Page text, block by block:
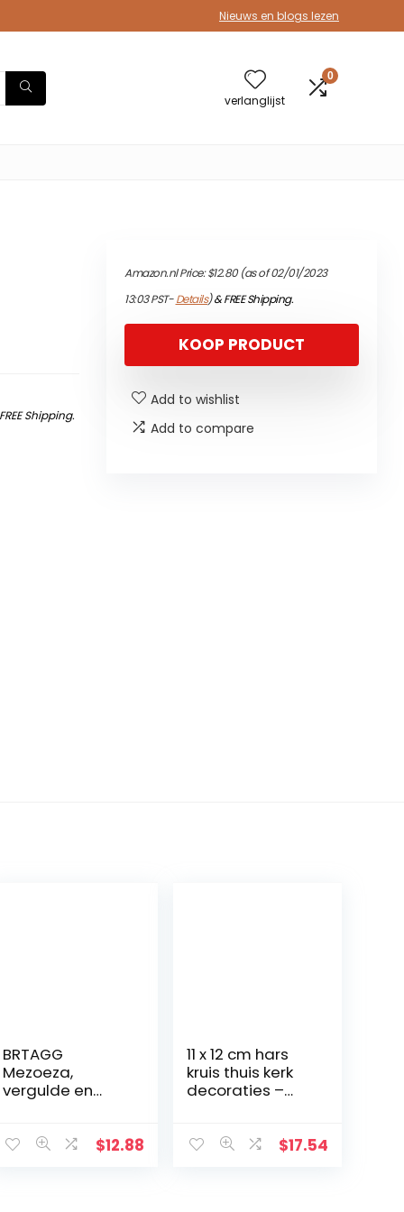
Nieuws en blogs lezen
verlanglijst
0
FREE Shipping.
Amazon.nl Price:$12.80(as of 02/01/2023
13:03 PST-Details)&FREE Shipping.
KOOP PRODUCT
Add to wishlist
Add to compare
BRTAGG
Mezoeza,
vergulde en
$12.88
11 x 12 cm hars
kruis thuis kerk
decoraties –
decoratie –
$17.54